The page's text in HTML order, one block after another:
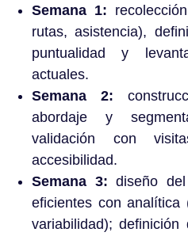
Semana 1:
rutas, asistencia),
puntualidad y
actuales.
Semana 2:
abordaje y
validación con
accesibilidad.
Semana 3: diseño
eficientes con analítica
variabilidad);